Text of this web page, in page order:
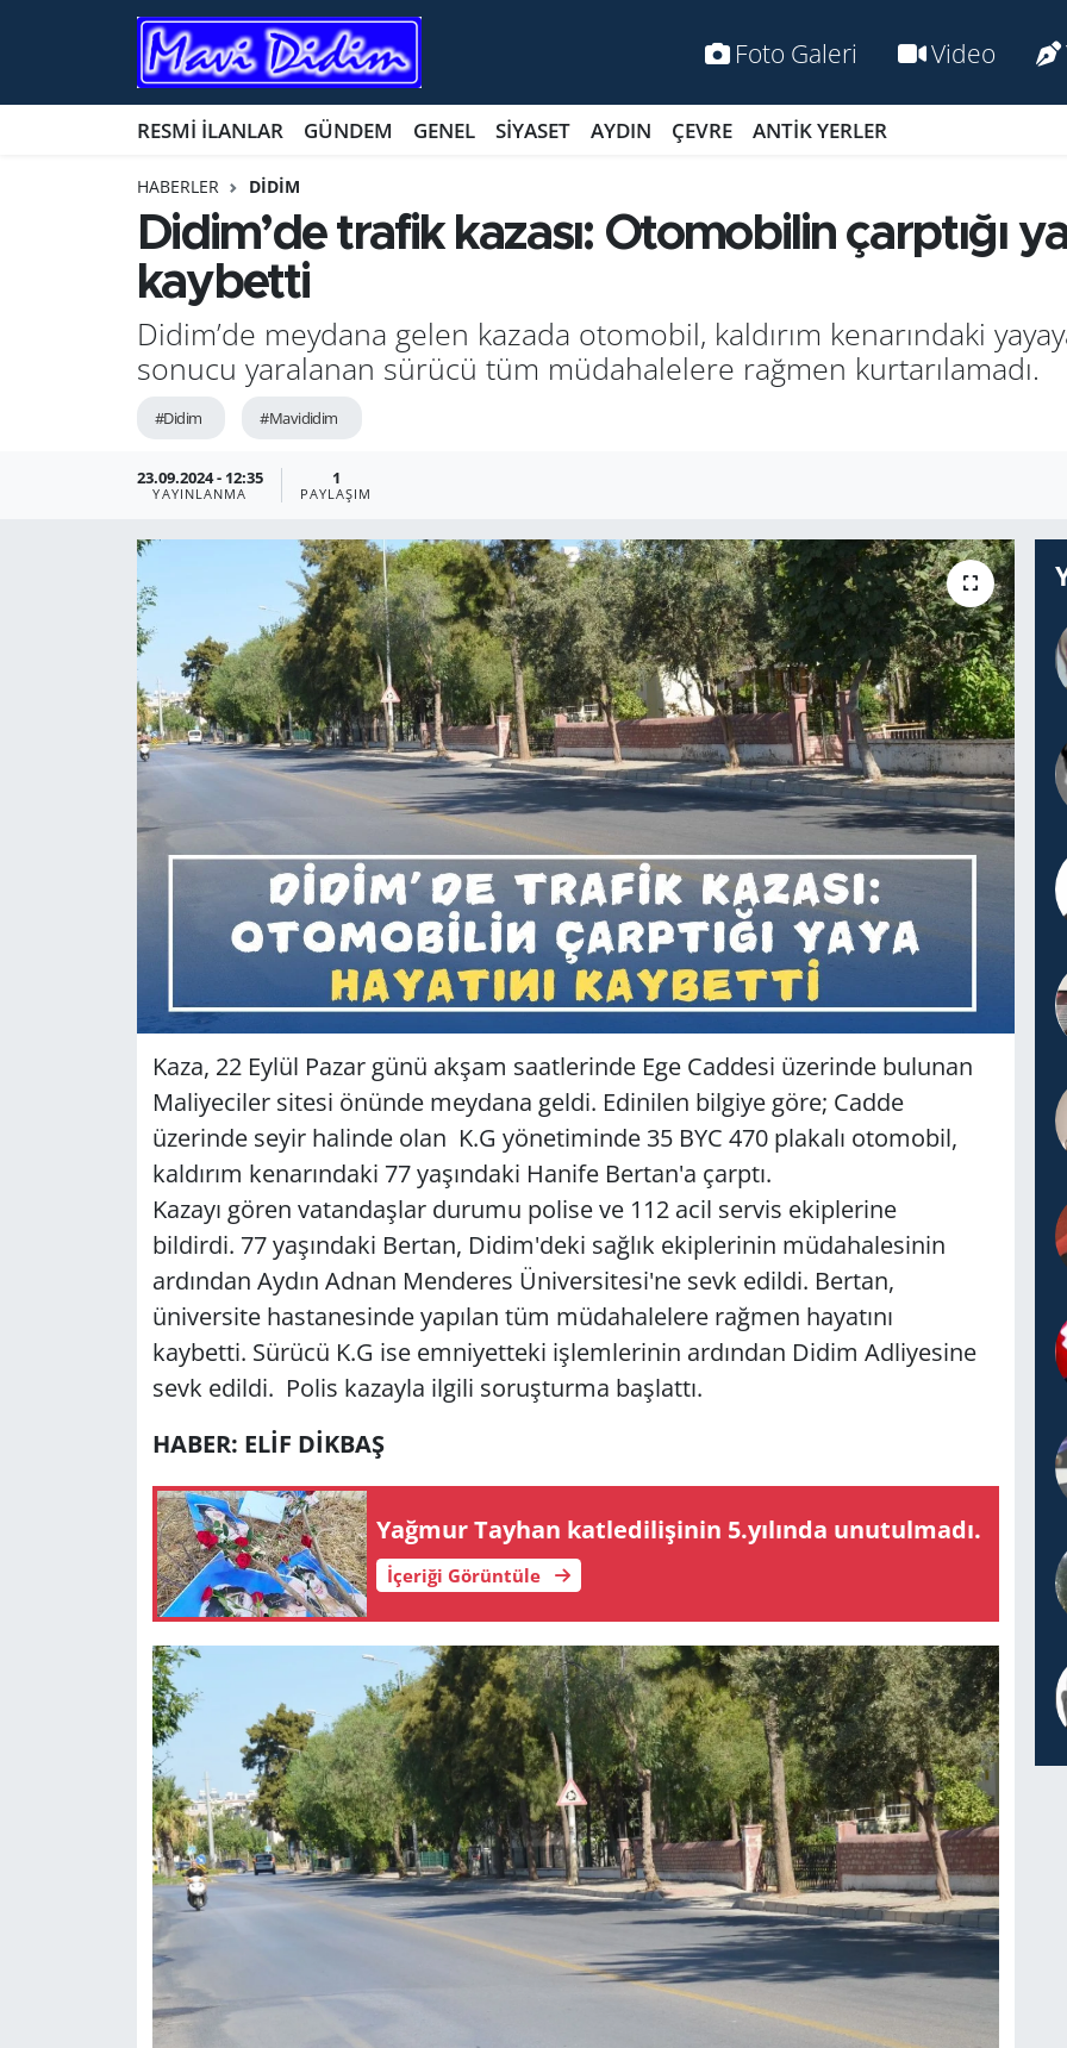
Foto Galeri Video
RESMİ İLANLAR GÜNDEM GENEL SİYASET AYDIN ÇEVRE ANTİK YERLER
HABERLER DİDİM
Didim’de trafik kazası: Otomobilin çarptığı
kaybetti
Didim’de meydana gelen kazada otomobil, kaldırım kenarındaki
sonucu yaralanan sürücü tüm müdahalelere rağmen kurtarılamadı.
#Didim #Mavididim
23.09.2024 - 12:35
YAYINLANMA
1
PAYLAŞIM
Kaza, 22 Eylül Pazar günü akşam saatlerinde Ege Caddesi üzerinde bulunan
Maliyeciler sitesi önünde meydana geldi. Edinilen bilgiye göre; Cadde
üzerinde seyir halinde olan K.G yönetiminde 35 BYC 470 plakalı otomobil,
kaldırım kenarındaki 77 yaşındaki Hanife Bertan'a çarptı.
Kazayı gören vatandaşlar durumu polise ve 112 acil servis ekiplerine
bildirdi. 77 yaşındaki Bertan, Didim'deki sağlık ekiplerinin müdahalesinin
ardından Aydın Adnan Menderes Üniversitesi'ne sevk edildi. Bertan,
üniversite hastanesinde yapılan tüm müdahalelere rağmen hayatını
kaybetti. Sürücü K.G ise emniyetteki işlemlerinin ardından Didim Adliyesine
sevk edildi. Polis kazayla ilgili soruşturma başlattı.
HABER: ELİF DİKBAŞ
Yağ­mur Tay­han kat­le­di­li­şi­nin 5.yı­lın­da unu­tul­ma­dı.
İçeriği Görüntüle
ANTİK YERLER
BİLİM VE TEKNOLOJİ
GÜNDEM
HABERDE İNSAN
KÜLTÜR SANAT
MAGAZİN
POLİTİKA
Nöbetçi Eczaneler
Namaz Vakitleri
Trafik Durumu
Süper Lig Puan Durumu ve Fikstür